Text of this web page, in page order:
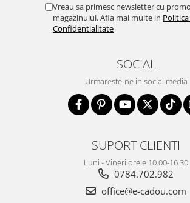
Vreau sa primesc newsletter cu
magazinului. Afla mai multe in
Confidentialitate
SOCIAL
Urmareste-ne in social media
SUPORT CLIENTI
Luni - Vineri orele 10.00-16.30
0784.702.982
office@e-cadou.com